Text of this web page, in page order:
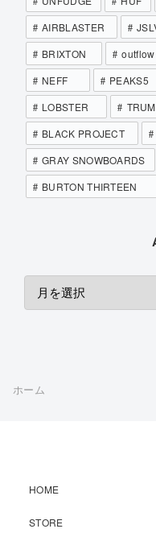
AIRBLASTER
BRIXTON
outflow
NEFF
PEAKS5
LOBSTER
BLACK PROJECT
GRAY SNOWBOARDS
BURTON THIRTEEN
ホーム
HOME
STORE